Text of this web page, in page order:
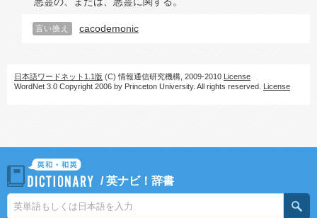
言い換え cacodemonic
日本語ワードネット1.1版 (C) 情報通信研究機構, 2009-2010 License
WordNet 3.0 Copyright 2006 by Princeton University. All rights reserved. License
/英ナビ！辞書